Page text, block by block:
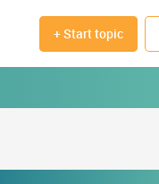
+ Start topic